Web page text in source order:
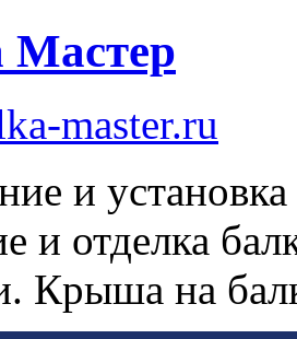
Мастер
master.ru
и
и отделка
Крыша на